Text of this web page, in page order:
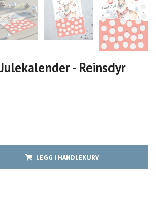
- Reinsdyr
LEGG I HANDLEKURV